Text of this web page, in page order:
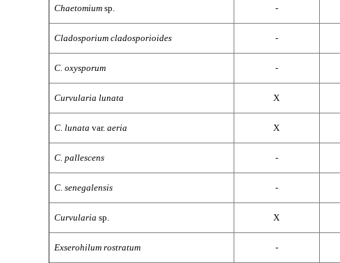
Chaetomium sp. -
Cladosporium cladosporioides -
C. oxysporum -
Curvularia lunata X
C. lunata var. aeria X
C. pallescens -
C. senegalensis -
Curvularia sp. X
Exserohilum rostratum -